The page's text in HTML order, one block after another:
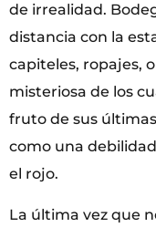
de irrealidad.
distancia con la
capiteles, ropajes,
misteriosa de los
fruto de sus
como una
el rojo.
La última vez que